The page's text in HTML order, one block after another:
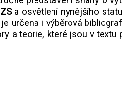
a osvětlení nynějšího
určena i výběrová
a teorie, které jsou v textu